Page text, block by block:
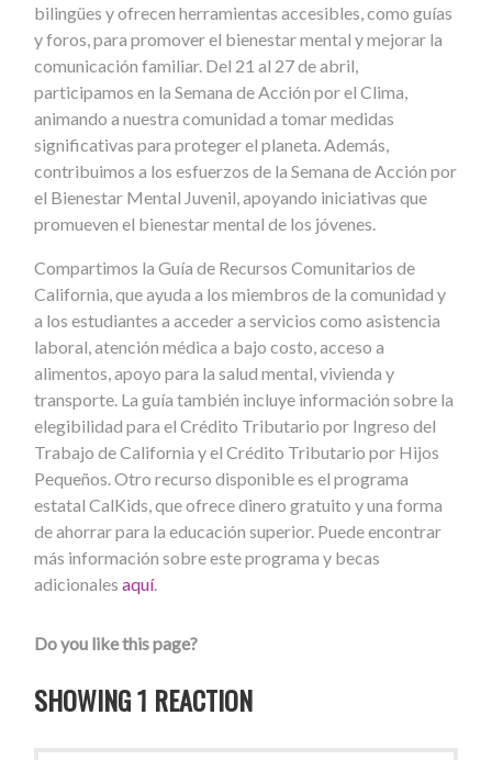
bilingües y ofrecen herramientas accesibles, como guías
y foros, para promover el bienestar mental y mejorar la
comunicación familiar. Del 21 al 27 de abril,
participamos en la Semana de Acción por el Clima,
animando a nuestra comunidad a tomar medidas
significativas para proteger el planeta. Además,
contribuimos a los esfuerzos de la Semana de Acción por
el Bienestar Mental Juvenil, apoyando iniciativas que
promueven el bienestar mental de los jóvenes.
Compartimos la Guía de Recursos Comunitarios de
California, que ayuda a los miembros de la comunidad y
a los estudiantes a acceder a servicios como asistencia
laboral, atención médica a bajo costo, acceso a
alimentos, apoyo para la salud mental, vivienda y
transporte. La guía también incluye información sobre la
elegibilidad para el Crédito Tributario por Ingreso del
Trabajo de California y el Crédito Tributario por Hijos
Pequeños. Otro recurso disponible es el programa
estatal CalKids, que ofrece dinero gratuito y una forma
de ahorrar para la educación superior. Puede encontrar
más información sobre este programa y becas
adicionalesaquí.
Do you like this page?
SHOWING 1 REACTION